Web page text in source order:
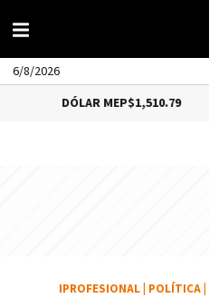
6/8/2026
DÓLAR MEP$1,510.79
IPROFESIONAL POLÍTICA